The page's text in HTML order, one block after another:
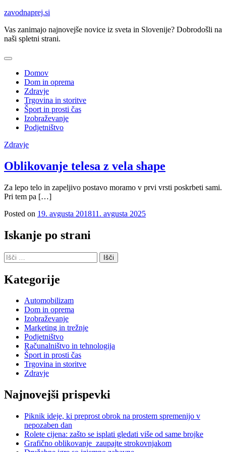
Skip
content
zavodnaprej.si
Vas zanimajo najnovejše novice iz sveta in Slovenije? Dobrodošli na
naši spletni strani.
Domov
Dom in oprema
Zdravje
Trgovina in storitve
Šport in prosti čas
Izobraževanje
Podjetništvo
Zdravje
Oblikovanje telesa z vela shape
Za lepo telo in zapeljivo postavo moramo v prvi vrsti poskrbeti sami.
Pri tem pa […]
Posted on 19. avgusta 201811. avgusta 2025
Iskanje po strani
Išči:
Kategorije
Automobilizam
Dom in oprema
Izobraževanje
Marketing in trežnje
Podjetništvo
Računalništvo in tehnologija
Šport in prosti čas
Trgovina in storitve
Zdravje
Najnovejši prispevki
Piknik ideje, ki preprost obrok na prostem spremenijo v
nepozaben dan
Rolete cijena: zašto se isplati gledati više od same brojke
Grafično oblikovanje zaupajte strokovnjakom